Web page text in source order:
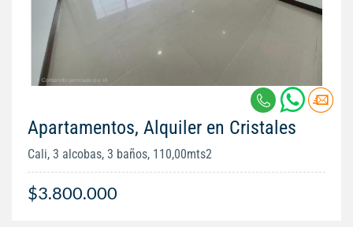
Apartamentos, Alquiler en Cristales
Cali, 3 alcobas, 3 baños, 110,00mts2
$3.800.000